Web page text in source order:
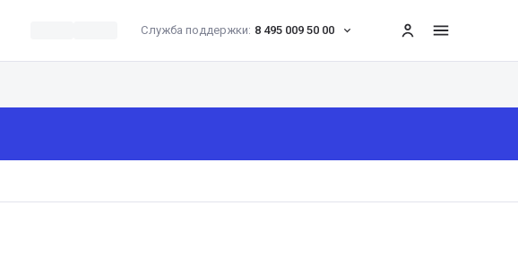
Служба поддержки: 8 495 009 50 00 меню